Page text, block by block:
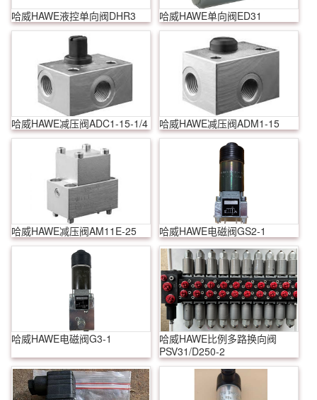
哈威HAWE液控单向阀DHR3 哈威HAWE单向阀ED31
哈威HAWE减压阀ADC1-15-1/4 哈威HAWE减压阀ADM1-15
哈威HAWE减压阀AM11E-25 哈威HAWE电磁阀GS2-1
哈威HAWE电磁阀G3-1
哈威HAWE比例多路换向阀
PSV31/D250-2